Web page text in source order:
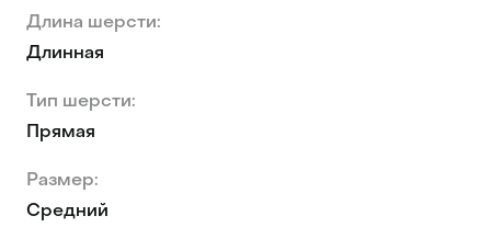
Длина шерсти:
Длинная
Тип шерсти:
Прямая
Размер:
Средний